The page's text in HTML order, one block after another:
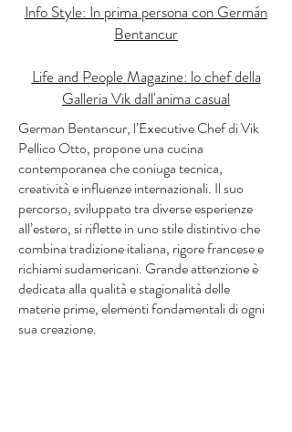
Info Style: In prima persona con Germán
Bentancur
Life and People Magazine: lo chef della
Galleria Vik dall'anima casual
German Bentancur, l’Executive Chef di Vik
Pellico Otto, propone una cucina
contemporanea che coniuga tecnica,
creatività e influenze internazionali. Il suo
percorso, sviluppato tra diverse esperienze
all’estero, si riflette in uno stile distintivo che
combina tradizione italiana, rigore francese e
richiami sudamericani. Grande attenzione è
dedicata alla qualità e stagionalità delle
materie prime, elementi fondamentali di ogni
sua creazione.